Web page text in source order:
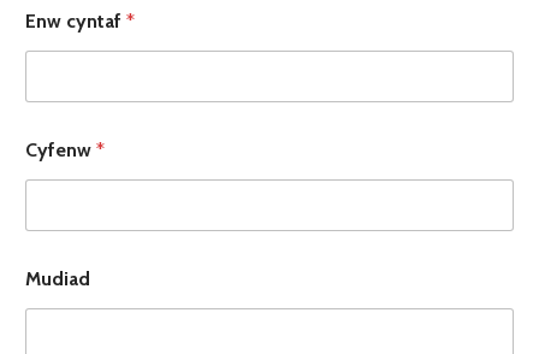
Enw cyntaf *
Cyfenw *
Mudiad